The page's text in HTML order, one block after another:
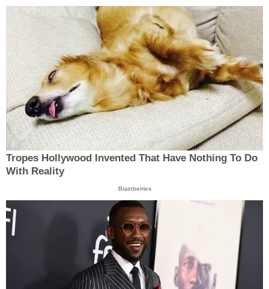
Tropes Hollywood Invented That Have Nothing To Do
With Reality
Brainberries